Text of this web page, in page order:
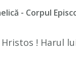
- Corpul
! Harul